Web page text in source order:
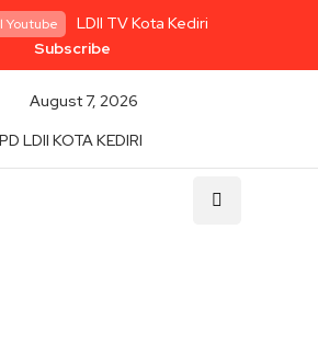
Youtube
LDII TV Kota Kediri
Subscribe
August 7, 2026
LDII KOTA KEDIRI